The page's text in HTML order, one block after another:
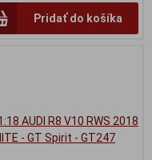
Pridať do košíka